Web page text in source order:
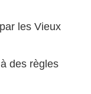
les Vieux
des règles